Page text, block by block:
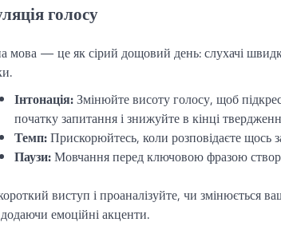
голосу
— це як сірий дощовий день: слухачі
Інтонація:Змінюйте висоту голосу, щоб
початку запитання і знижуйте в кінці
Темп:Прискорюйтесь, коли розповідаєте щось
Паузи:Мовчання перед ключовою фразою
виступ і проаналізуйте, чи змінюється
емоційні акценти.